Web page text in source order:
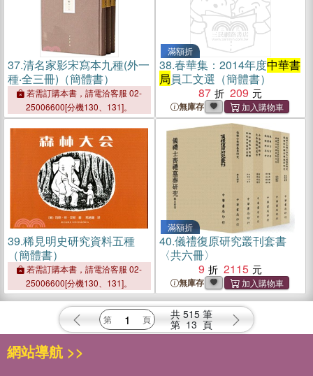
37.清名家影宋寫本九種(外一
種‧全三冊)（簡體書）
若需訂購本書，請電洽客服 02-
25006600[分機130、131]。
滿額折
38.春華集：2014年度中華書
局員工文選（簡體書）
87
209
無庫存
39.稀見明史研究資料五種
（簡體書）
若需訂購本書，請電洽客服 02-
25006600[分機130、131]。
滿額折
40.儀禮復原研究叢刊套書
〈共六冊〉
9
2115
無庫存
共 515 筆
第 13 頁
網站導航 >>